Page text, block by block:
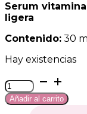
Serum
ligera
Contenido: 30 ml
Hay existencias
Vitamina
Attiva
+Añadir al carrito